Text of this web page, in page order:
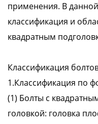
применения. В
классификация и
квадратным
Классификация
1.Классификация по
(1) Болты с
головкой: головка